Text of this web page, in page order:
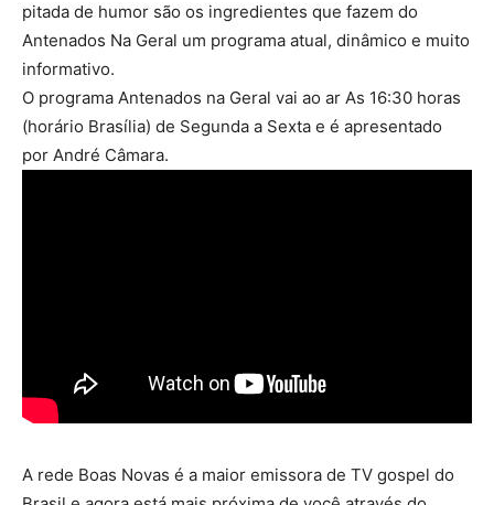
pitada de humor são os ingredientes que fazem do
Antenados Na Geral um programa atual, dinâmico e muito
informativo.
O programa Antenados na Geral vai ao ar As 16:30 horas
(horário Brasília) de Segunda a Sexta e é apresentado
por André Câmara.
A rede Boas Novas é a maior emissora de TV gospel do